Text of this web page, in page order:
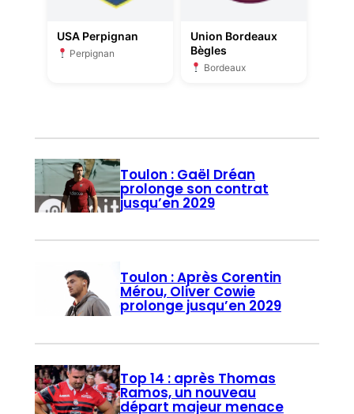
USA Perpignan
Perpignan
Union Bordeaux
Bègles
Bordeaux
Toulon : Gaël Dréan
prolonge son contrat
jusqu’en 2029
Toulon : Après Corentin
Mérou, Oliver Cowie
prolonge jusqu’en 2029
Top 14 : après Thomas
Ramos, un nouveau
départ majeur menace